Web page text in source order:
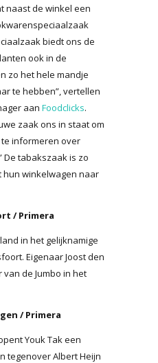
naast de winkel een
biedt ons de
ook in de
zo het hele mandje
te hebben”, vertellen
aan Foodclicks.
zaak ons in staat om
informeren over
tabakszaak is zo
hun winkelwagen naar
/ Primera
in het gelijknamige
Eigenaar Joost den
de Jumbo in het
/ Primera
Youk Tak een
tegenover Albert Heijn